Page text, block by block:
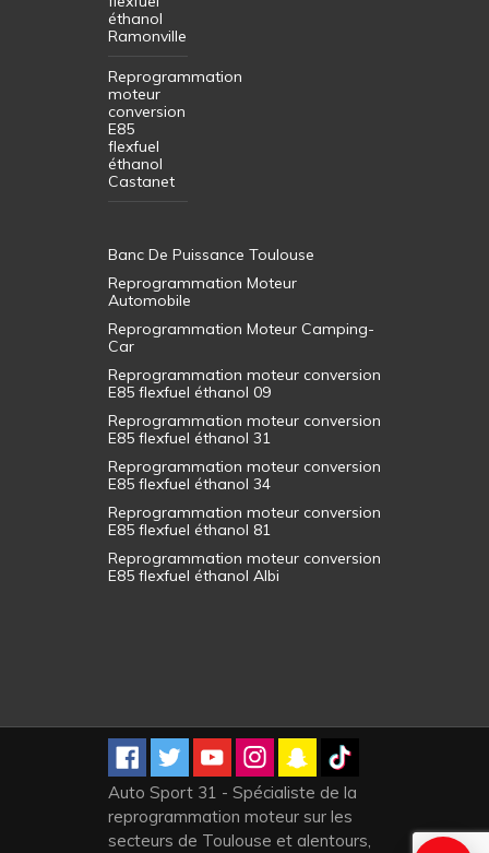
éthanol
Ramonville
Reprogrammation
moteur
conversion
E85
flexfuel
éthanol
Castanet
Banc De Puissance Toulouse
Reprogrammation Moteur
Automobile
Reprogrammation Moteur Camping-
Car
Reprogrammation moteur conversion
E85 flexfuel éthanol 09
Reprogrammation moteur conversion
E85 flexfuel éthanol 31
Reprogrammation moteur conversion
E85 flexfuel éthanol 34
Reprogrammation moteur conversion
E85 flexfuel éthanol 81
Reprogrammation moteur conversion
E85 flexfuel éthanol Albi
Auto Sport 31 - Spécialiste de la
reprogrammation moteur sur les
secteurs de Toulouse et alentours,